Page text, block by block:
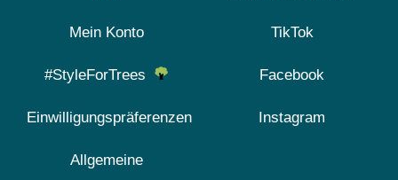
Mein Konto
#StyleForTrees
Einwilligungspräferenzen
Allgemeine
TikTok
Facebook
Instagram